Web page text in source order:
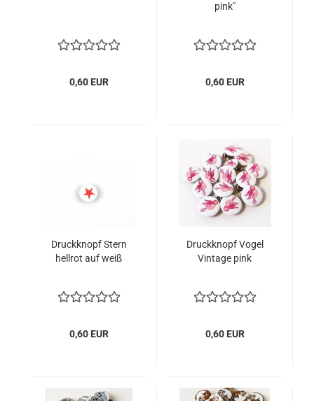
0,60 EUR
pink"
0,60 EUR
Druckknopf Stern
hellrot auf weiß
0,60 EUR
Druckknopf Vogel
Vintage pink
0,60 EUR